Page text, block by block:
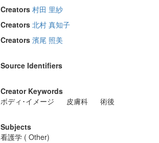
Creators 村田 里紗
Creators 北村 真知子
Creators 濱尾 照美
Source Identifiers
Creator Keywords
ボディ･イメージ
皮膚科 術後
Subjects
看護学 ( Other)